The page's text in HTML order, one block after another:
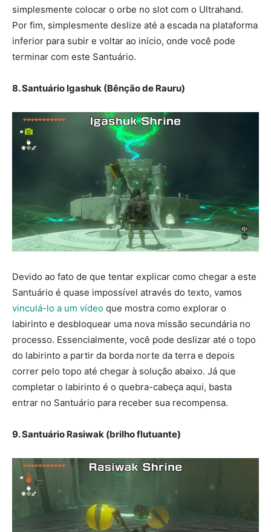
simplesmente colocar o orbe no slot com o Ultrahand.
Por fim, simplesmente deslize até a escada na plataforma
inferior para subir e voltar ao início, onde você pode
terminar com este Santuário.
8. Santuário Igashuk (Bênção de Rauru)
Devido ao fato de que tentar explicar como chegar a este
Santuário é quase impossível através do texto, vamos
vinculá-lo a um vídeo que mostra como explorar o
labirinto e desbloquear uma nova missão secundária no
processo. Essencialmente, você pode deslizar até o topo
do labirinto a partir da borda norte da terra e depois
correr pelo topo até chegar à solução abaixo. Já que
completar o labirinto é o quebra-cabeça aqui, basta
entrar no Santuário para receber sua recompensa.
9. Santuário Rasiwak (brilho flutuante)